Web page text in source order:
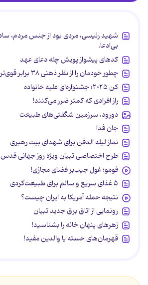
شهید رئیسی، مردی بود از جنس مردم،
بی‌ادعا.
کدهای پیشواز پویش چله دعای عهد
چطور خودمان را از نظر ذهنی ۳۸ برابر قوی‌تر کنیم؟
کن ۲۰۲۵؛ جشنواره‌ای علیه خانواده
راز افرادی که کمتر ضرر می‌کنند!
دورود، سرزمین شگفتی‌های طبیعت
جان فدا
نماز لیله الدفن برای شهدای بیت رهبری
طرح اختصاصی تبیان ویژه روز جهانی قدس
فومو؛ غول جیب‌بر فضای مجازی!
۵ غذای سریع و سالم برای طبیعت‌گردی
نتیجه حمله آمریکا به ایران چیست؟
رونمایی از اتاق برق جدید تبیان
زهرهای پنهان خانه را بشناسید!
قهرمان‌های خسته یا والدین مفید!